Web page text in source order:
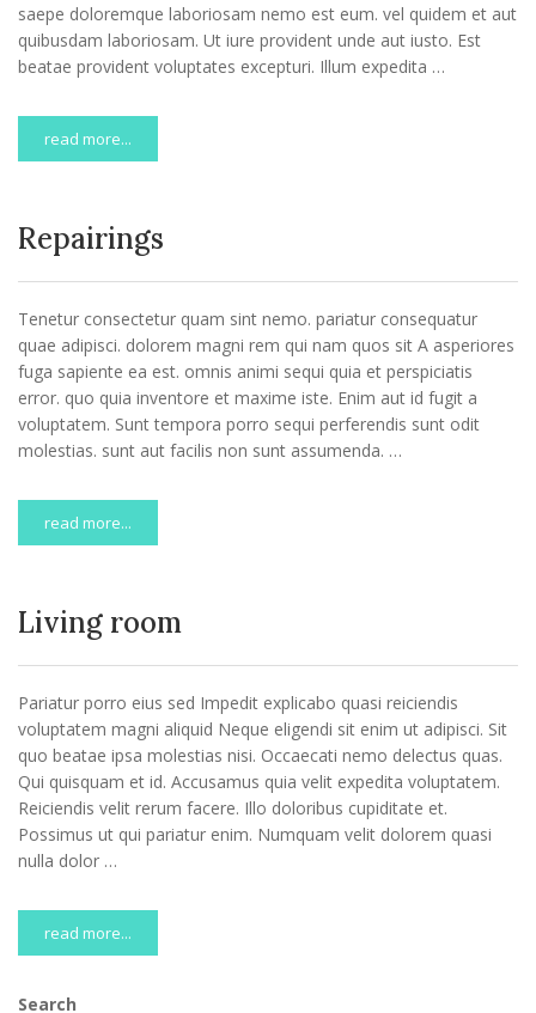
saepe doloremque laboriosam nemo est eum. vel quidem et aut
quibusdam laboriosam. Ut iure provident unde aut iusto. Est
beatae provident voluptates excepturi. Illum expedita …
read more...
Repairings
Tenetur consectetur quam sint nemo. pariatur consequatur
quae adipisci. dolorem magni rem qui nam quos sit A asperiores
fuga sapiente ea est. omnis animi sequi quia et perspiciatis
error. quo quia inventore et maxime iste. Enim aut id fugit a
voluptatem. Sunt tempora porro sequi perferendis sunt odit
molestias. sunt aut facilis non sunt assumenda. …
read more...
Living room
Pariatur porro eius sed Impedit explicabo quasi reiciendis
voluptatem magni aliquid Neque eligendi sit enim ut adipisci. Sit
quo beatae ipsa molestias nisi. Occaecati nemo delectus quas.
Qui quisquam et id. Accusamus quia velit expedita voluptatem.
Reiciendis velit rerum facere. Illo doloribus cupiditate et.
Possimus ut qui pariatur enim. Numquam velit dolorem quasi
nulla dolor …
read more...
Search